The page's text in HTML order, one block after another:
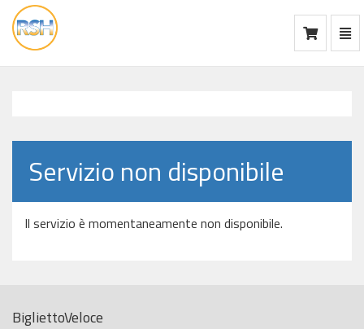
vai
alla
Servizio non disponibile
Il servizio è momentaneamente non disponibile.
BigliettoVeloce